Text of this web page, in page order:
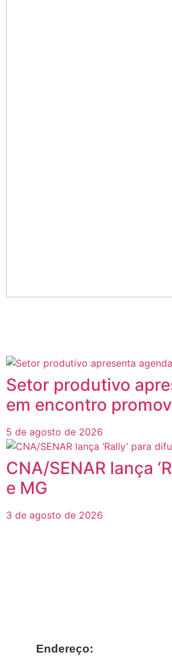
Setor produtivo
em encontro
5 de agosto de 2026
CNA/SENAR lança
e MG
3 de agosto de 2026
Endereço: